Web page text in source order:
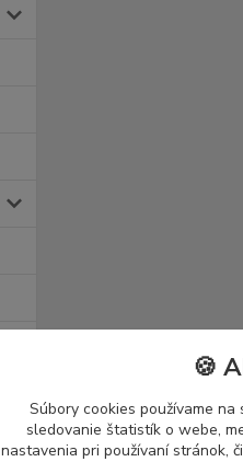
🍪
Súbory cookies používame
sledovanie štatistík o webe,
nastavenia pri používaní stránok,